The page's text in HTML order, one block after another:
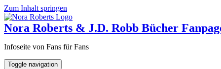
Zum Inhalt springen
Nora Roberts & J.D. Robb Bücher
Infoseite von Fans für Fans
Toggle navigation